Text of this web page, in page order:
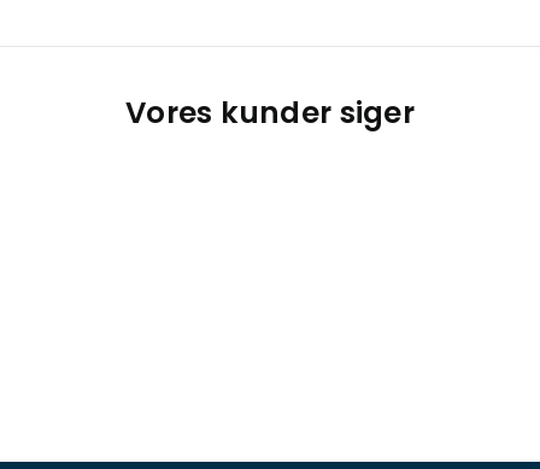
Vores kunder siger